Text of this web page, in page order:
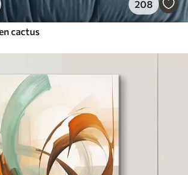
208
cactus